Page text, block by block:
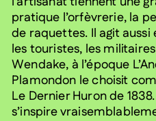
pratique l’orfèvrerie, la
de raquettes. Il agit
les touristes, les
Wendake, à l’époque
Plamondon le choisit
Le Dernier Huron de
s’inspire